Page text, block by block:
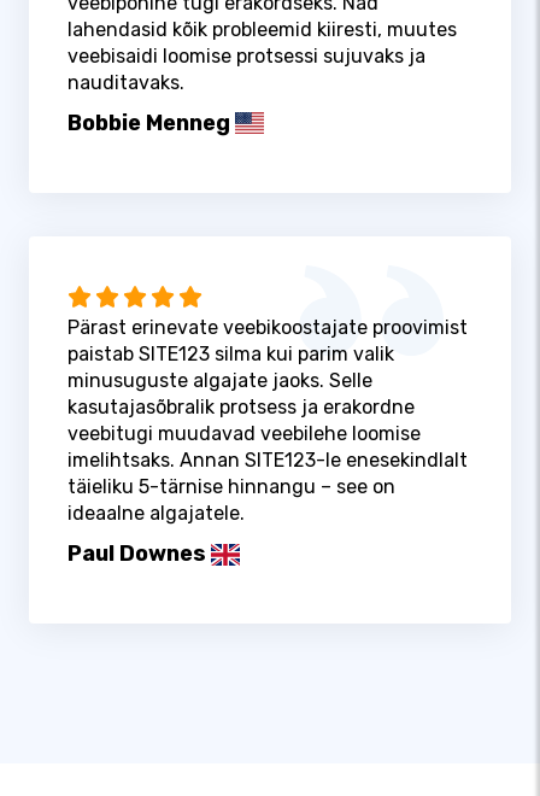
lahendasid kõik probleemid kiiresti, muutes
veebisaidi loomise protsessi sujuvaks ja
nauditavaks.
Bobbie Menneg
Pärast erinevate veebikoostajate proovimist
paistab SITE123 silma kui parim valik
minusuguste algajate jaoks. Selle
kasutajasõbralik protsess ja erakordne
veebitugi muudavad veebilehe loomise
imelihtsaks. Annan SITE123-le enesekindlalt
täieliku 5-tärnise hinnangu – see on
ideaalne algajatele.
Paul Downes